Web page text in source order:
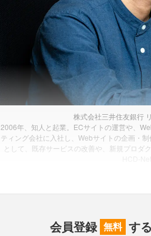
株式会社三井住友銀行
2006年、知人と起業。ECサイトの運営や、
ティング会社に入社し、Webサイトの企画・
として、既存サービスの改善や、新規プロダ
会員登録 無料 す